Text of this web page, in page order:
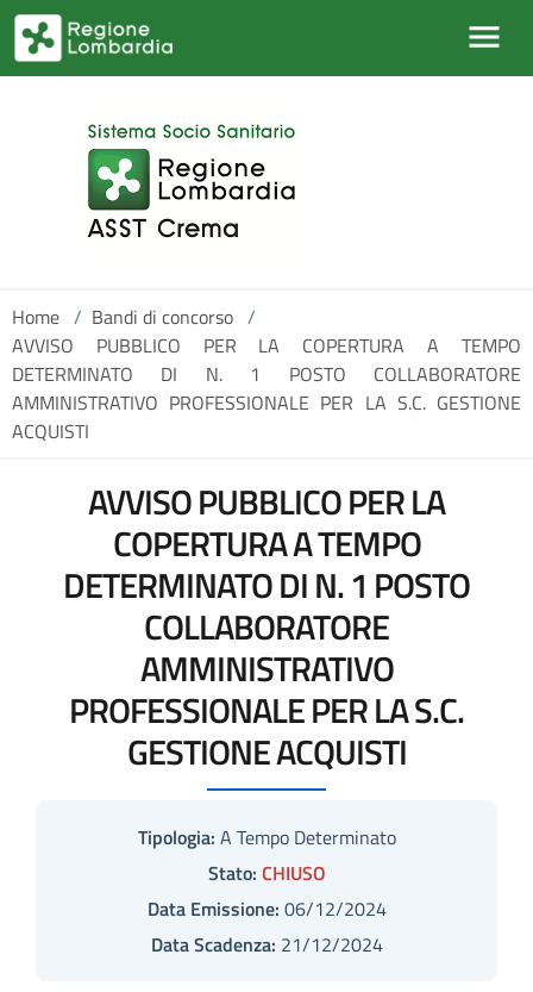
Salta al contenuto principale
Home / Bandi di concorso /
AVVISO PUBBLICO PER LA COPERTURA A TEMPO
DETERMINATO DI N. 1 POSTO COLLABORATORE
AMMINISTRATIVO PROFESSIONALE PER LA S.C. GESTIONE
ACQUISTI
AVVISO PUBBLICO PER LA
COPERTURA A TEMPO
DETERMINATO DI N. 1 POSTO
COLLABORATORE
AMMINISTRATIVO
PROFESSIONALE PER LA S.C.
GESTIONE ACQUISTI
Tipologia: A Tempo Determinato
Stato: CHIUSO
Data Emissione: 06/12/2024
Data Scadenza: 21/12/2024